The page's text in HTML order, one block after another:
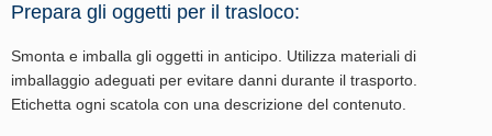
Prepara gli oggetti per il trasloco:
Smonta e imballa gli oggetti in anticipo. Utilizza materiali di
imballaggio adeguati per evitare danni durante il trasporto.
Etichetta ogni scatola con una descrizione del contenuto.